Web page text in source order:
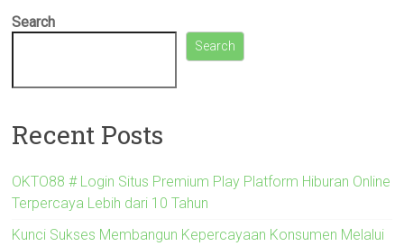
Search
Search
Recent Posts
OKTO88 # Login Situs Premium Play Platform Hiburan Online
Terpercaya Lebih dari 10 Tahun
Kunci Sukses Membangun Kepercayaan Konsumen Melalui